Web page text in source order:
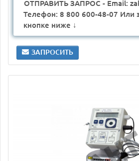
ОТПРАВИТЬ ЗАПРОС - Email:
Телефон: 8 800 600-48-07 Или
кнопке ниже ↓
ЗАПРОСИТЬ